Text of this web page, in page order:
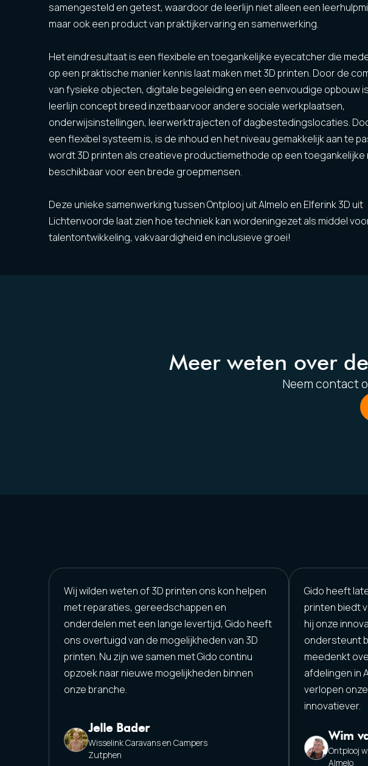
samengesteld en getest, waardoor de leerlijn niet alleen een
maar ook een product van praktijkervaring en samenwerking.
Het eindresultaat is een flexibele en toegankelijke eyecatcher die
op een praktische manier kennis laat maken met 3D printen. Door de
van fysieke objecten, digitale begeleiding en een eenvoudige opbouw
leerlijn concept breed inzetbaarvoor andere sociale werkplaatsen,
onderwijsinstellingen, leerwerktrajecten of dagbestedingslocaties.
een flexibel systeem is, is de inhoud en het niveau gemakkelijk aan te
wordt 3D printen als creatieve productiemethode op een toegankelijke
beschikbaar voor een brede groepmensen.
Deze unieke samenwerking tussen Ontplooj uit Almelo en Elferink 3D uit
Lichtenvoorde laat zien hoe techniek kan wordeningezet als middel
talentontwikkeling, vakvaardigheid en inclusieve groei!
Meer weten over
Neem contact
Wij wilden weten of 3D printen ons kon helpen
met reparaties, gereedschappen en
onderdelen met een lange levertijd, Gido heeft
ons overtuigd van de mogelijkheden van 3D
printen. Nu zijn we samen met Gido continu
opzoek naar nieuwe mogelijkheden binnen
onze branche.
Jelle Bader
Wisselink Caravans en Campers
Zutphen
Gido heeft
printen biedt
hij onze
ondersteunt
meedenkt
afdelingen in
verlopen
innovatiever.
Wim
Ontplooj
Almelo